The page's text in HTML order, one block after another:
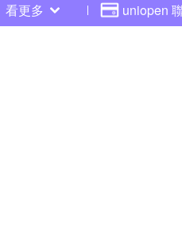
看更多 uniopen